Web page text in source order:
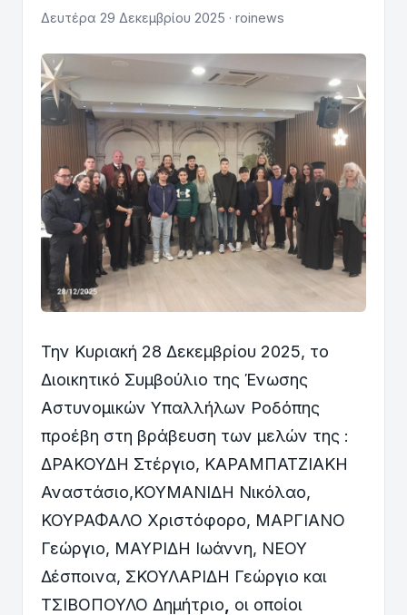
Δευτέρα 29 Δεκεμβρίου 2025 · roinews
Την Κυριακή 28 Δεκεμβρίου 2025, το
Διοικητικό Συμβούλιο της Ένωσης
Αστυνομικών Υπαλλήλων Ροδόπης
προέβη στη βράβευση των μελών της :
ΔΡΑΚΟΥΔΗ Στέργιο, ΚΑΡΑΜΠΑΤΖΙΑΚΗ
Αναστάσιο,ΚΟΥΜΑΝΙΔΗ Νικόλαο,
ΚΟΥΡΑΦΑΛΟ Χριστόφορο, ΜΑΡΓΙΑΝΟ
Γεώργιο, ΜΑΥΡΙΔΗ Ιωάννη, ΝΕΟΥ
Δέσποινα, ΣΚΟΥΛΑΡΙΔΗ Γεώργιο και
ΤΣΙΒΟΠΟΥΛΟ Δημήτριο
οι οποίοι